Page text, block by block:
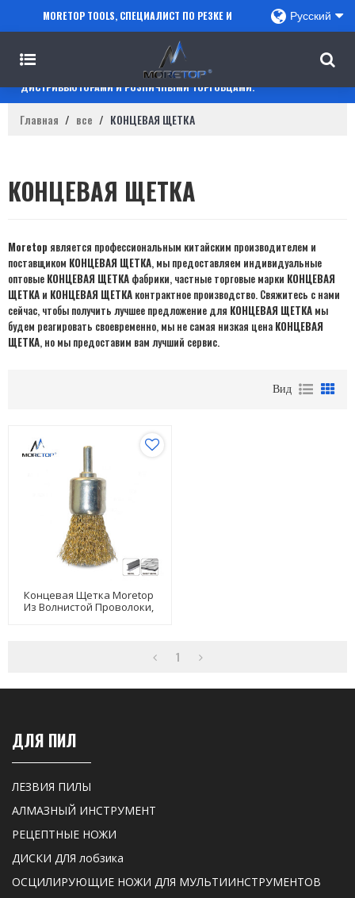
MORETOP TOOLS, СПЕЦИАЛИСТ ПО РЕЗКЕ И
СВЕРЛЕНИЮ, СОТРУДНИЧАЕТ С ПРОДАВЦАМИ
AMAZON, РЕГИОНАЛЬНЫМИ ОПТОВИКАМИ,
ДИСТРИБЬЮТОРАМИ И РОЗНИЧНЫМИ ТОРГОВЦАМИ.
Русский
Главная / все / КОНЦЕВАЯ ЩЕТКА
КОНЦЕВАЯ ЩЕТКА
Moretop является профессиональным китайским производителем и
поставщиком КОНЦЕВАЯ ЩЕТКА, мы предоставляем индивидуальные
оптовые КОНЦЕВАЯ ЩЕТКА фабрики, частные торговые марки КОНЦЕВАЯ
ЩЕТКА и КОНЦЕВАЯ ЩЕТКА контрактное производство. Свяжитесь с нами
сейчас, чтобы получить лучшее предложение для КОНЦЕВАЯ ЩЕТКА мы
будем реагировать своевременно, мы не самая низкая цена КОНЦЕВАЯ
ЩЕТКА, но мы предоставим вам лучший сервис.
Вид
Концевая Щетка Moretop
Из Волнистой Проволоки,
1
ДЛЯ ПИЛ
ЛЕЗВИЯ ПИЛЫ
АЛМАЗНЫЙ ИНСТРУМЕНТ
РЕЦЕПТНЫЕ НОЖИ
ДИСКИ ДЛЯ лобзика
ОСЦИЛИРУЮЩИЕ НОЖИ ДЛЯ МУЛЬТИИНСТРУМЕНТОВ